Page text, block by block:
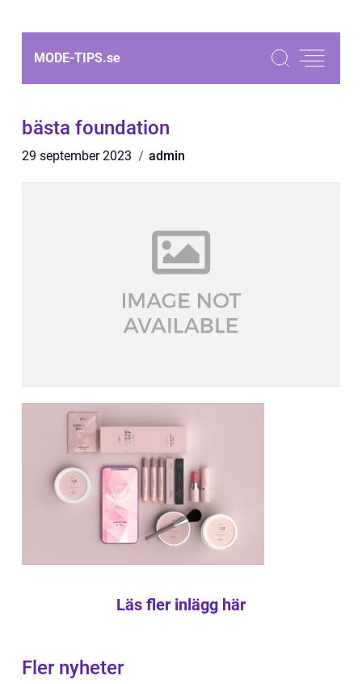
MODE-TIPS.se
bästa foundation
29 september 2023 admin
Läs fler inlägg här
Fler nyheter